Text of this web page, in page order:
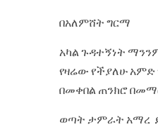
በአለምሸት ግርማ
አካል ጉዳተኝነት
የዛሬው የችያለሁ አምድ
በመቀበል ጠንክሮ
ወጣት ታምራት አማረ